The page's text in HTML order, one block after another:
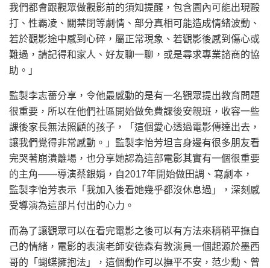
我們都會跟觀眾做觀影前的須知提醒，包含園內可能出現毆
打、性霸凌、關禁閉等劇情、部分真相可能造成情緒波動、
若於觀影途中感到心碎，屬正常現象、若觀影後感到傷心或
難過，請記得和家人、好友聊一聊，或是尋求專業諮商的協
助。」
監製李志薔分享，令他最感動的是有一名觀眾提出教育問題
很重要，所以在他們社區開始做免費課後安親班，收容一些
課後家長無法照顧的孩子，「這個愛心透過電影傳達出去，
讓我們覺得非常感動。」監製李怡芳坦言身邊有很多朋友看
完哭著崩潰離場，也分享她認為這部電影其實有一個很重要
的主角——導演蔡銀娟，自2017年開始做田調、寫劇本，
監製李怡芳表示「我加入後看她幾乎都沒休息過」，深刻感
受導演為這部片付出的心力。
而為了讓觀眾可以在看完電影之後可以有方法來稍稍平撫自
己的情緒，電影的表演老師安德森有教演員一個起源於墨西
哥的「蝴蝶擁抱法」，這個動作可以撫平不安，范少勳、曾